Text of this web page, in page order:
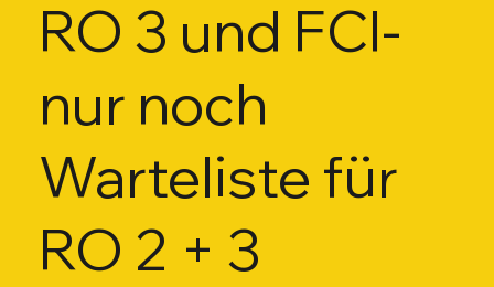
RO 3 und FCI-
nur noch
Warteliste für
RO 2 + 3